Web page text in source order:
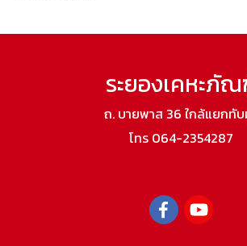
ระยองเคหะภั
ถ. บายพาส 36 ใกล้แยกทับ
โทร 064-2354287